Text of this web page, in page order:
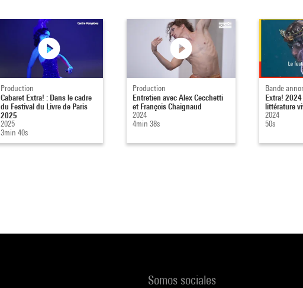
Production
Cabaret Extra! : Dans le cadre
du Festival du Livre de Paris
2025
2025
3min 40s
Production
Entretien avec Alex Cecchetti
et François Chaignaud
2024
4min 38s
Bande
Extra!
littérature
2024
50s
Somos sociales